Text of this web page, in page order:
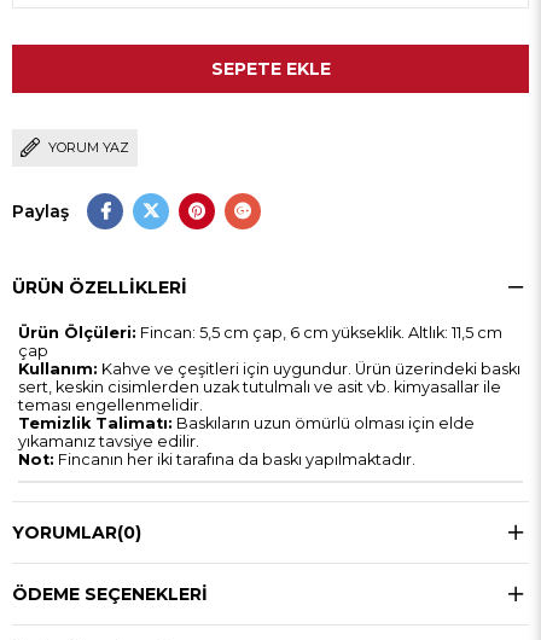
YORUM YAZ
Paylaş
ÜRÜN ÖZELLIKLERI
Ürün Ölçüleri: Fincan: 5,5 cm çap, 6 cm yükseklik. Altlık: 11,5 cm
çap
Kullanım: Kahve ve çeşitleri için uygundur. Ürün üzerindeki baskı
sert, keskin cisimlerden uzak tutulmalı ve asit vb. kimyasallar ile
teması engellenmelidir.
Temizlik Talimatı: Baskıların uzun ömürlü olması için elde
yıkamanız tavsiye edilir.
Not: Fincanın her iki tarafına da baskı yapılmaktadır.
YORUMLAR(0)
ÖDEME SEÇENEKLERI